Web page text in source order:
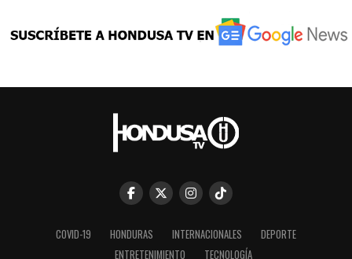
COVID-19 HONDURAS INTERNACIONALES
DEPORTE
ENTRETENIMIENTO
TECNOLOGÍA